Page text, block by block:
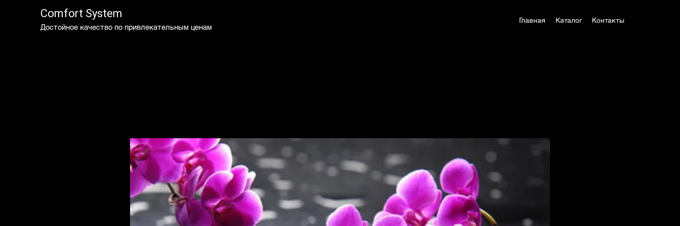
Comfort System
Достойное качество по привлекательным ценам
Главная Каталог Контакты